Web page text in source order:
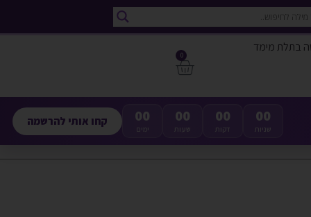
בתלת מימד
0
00
ימים
00
שעות
00
דקות
00
שניות
קחו אותי להרשמה